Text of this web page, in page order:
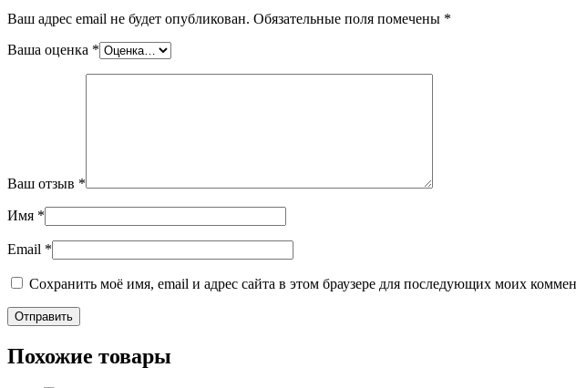
Ваш адрес email не будет опубликован. Обязательные поля помечены *
Ваша оценка *
Ваш отзыв *
Имя *
Email *
Сохранить моё имя, email и адрес сайта в этом браузере для последующих моих
Похожие товары